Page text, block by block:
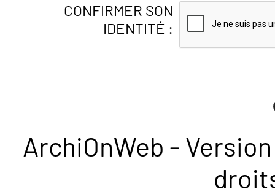
CONFIRMER SON
IDENTITÉ :
ArchiOnWeb -